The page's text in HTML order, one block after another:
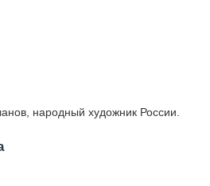
народный художник России.